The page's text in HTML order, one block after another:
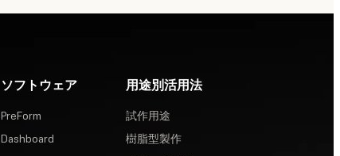
ソフトウェア
PreForm
Dashboard
用途別活用法
試作用途
樹脂型製作